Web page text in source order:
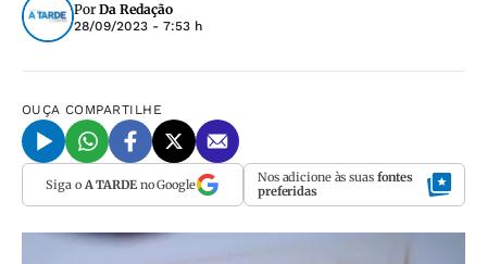
Por Da Redação
28/09/2023 - 7:53 h
OUÇA COMPARTILHE
Siga o A TARDEno Google Nos adicione às suas fontes
preferidas